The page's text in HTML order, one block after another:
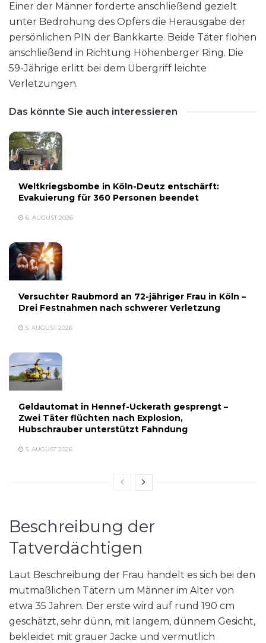
Einer der Männer forderte anschließend gezielt
unter Bedrohung des Opfers die Herausgabe der
persönlichen PIN der Bankkarte. Beide Täter flohen
anschließend in Richtung Höhenberger Ring. Die
59-Jährige erlitt bei dem Übergriff leichte
Verletzungen.
Das könnte Sie auch interessieren
Weltkriegsbombe in Köln-Deutz entschärft:
Evakuierung für 360 Personen beendet
6. AUGUST 2026
Versuchter Raubmord an 72-jähriger Frau in Köln –
Drei Festnahmen nach schwerer Verletzung
5. AUGUST 2026
Geldautomat in Hennef-Uckerath gesprengt –
Zwei Täter flüchten nach Explosion,
Hubschrauber unterstützt Fahndung
5. AUGUST 2026
Beschreibung der
Tatverdächtigen
Laut Beschreibung der Frau handelt es sich bei den
mutmaßlichen Tätern um Männer im Alter von
etwa 35 Jahren. Der erste wird auf rund 190 cm
geschätzt, sehr dünn, mit langem, dünnem Gesicht,
bekleidet mit grauer Jacke und vermutlich